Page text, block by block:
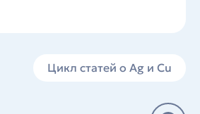
Цикл статей о Ag и Cu